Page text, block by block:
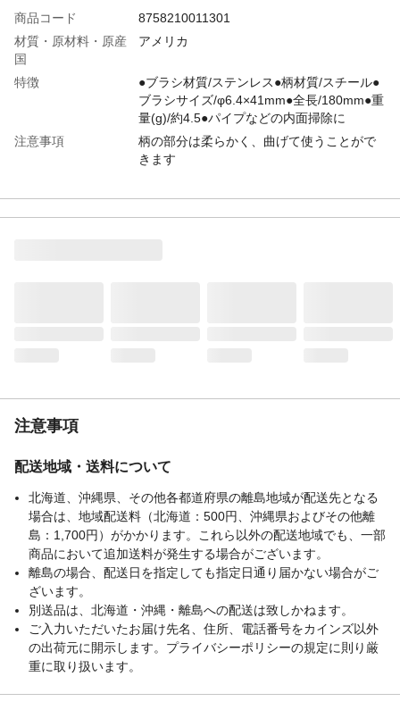
商品コード
8758210011301
材質・原材料・原産
国
アメリカ
特徴
●ブラシ材質/ステンレス●柄材質/スチール●
ブラシサイズ/φ6.4×41mm●全長/180mm●重
量(g)/約4.5●パイプなどの内面掃除に
注意事項
柄の部分は柔らかく、曲げて使うことがで
きます
注意事項
配送地域・送料について
北海道、沖縄県、その他各都道府県の離島地域が配送先となる
場合は、地域配送料（北海道：500円、沖縄県およびその他離
島：1,700円）がかかります。これら以外の配送地域でも、一部
商品において追加送料が発生する場合がございます。
離島の場合、配送日を指定しても指定日通り届かない場合がご
ざいます。
別送品は、北海道・沖縄・離島への配送は致しかねます。
ご入力いただいたお届け先名、住所、電話番号をカインズ以外
の出荷元に開示します。プライバシーポリシーの規定に則り厳
重に取り扱います。